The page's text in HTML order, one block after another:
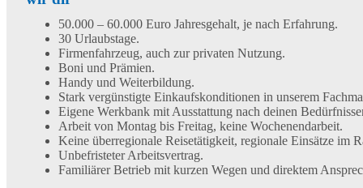
50.000 – 60.000 Euro Jahresgehalt, je nach Erfahrung.
30 Urlaubstage.
Firmenfahrzeug, auch zur privaten Nutzung.
Boni und Prämien.
Handy und Weiterbildung.
Stark vergünstigte Einkaufskonditionen in unserem
Eigene Werkbank mit Ausstattung nach deinen
Arbeit von Montag bis Freitag, keine Wochenendarbeit.
Keine überregionale Reisetätigkeit, regionale Einsätze im
Unbefristeter Arbeitsvertrag.
Familiärer Betrieb mit kurzen Wegen und direktem